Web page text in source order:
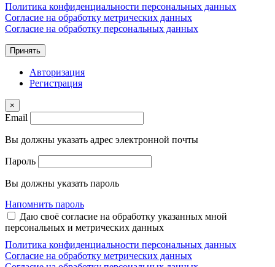
Политика конфиденциальности персональных данных
Согласие на обработку метрических данных
Согласие на обработку персональных данных
Принять
Авторизация
Регистрация
×
Email
Вы должны указать адрес электронной почты
Пароль
Вы должны указать пароль
Напомнить пароль
Даю своё согласие на обработку указанных мной
персональных и метрических данных
Политика конфиденциальности персональных данных
Согласие на обработку метрических данных